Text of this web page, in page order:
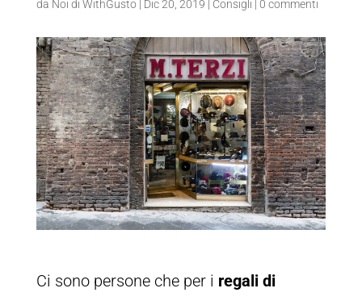
da Noi di WithGusto| Dic 20, 2019 | Consigli | 0 commenti
Ci sono persone che per i regali di